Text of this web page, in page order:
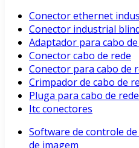
Conector ethernet
Conector industrial
Adaptador para cabo
Conector cabo de rede
Conector para cabo de
Crimpador de cabo de
Pluga para cabo de rede
Itc conectores
Software de controle de
de imagem